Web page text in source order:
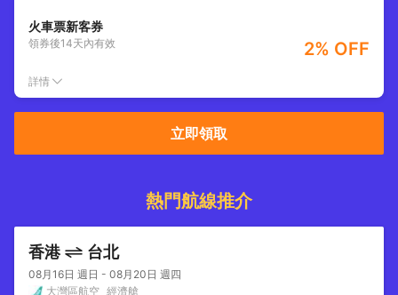
火車票新客券
領券後14天內有效 2% OFF
詳情
立即領取
熱門航線推介
香港 台北
08月16日 週日 - 08月20日 週四
大灣區航空 經濟艙